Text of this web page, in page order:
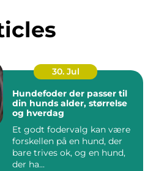
30. Jul
Hundefoder der passer til
din hunds alder, størrelse
og hverdag
Et godt fodervalg kan være
forskellen på en hund, der
bare trives ok, og en hund,
der ha...